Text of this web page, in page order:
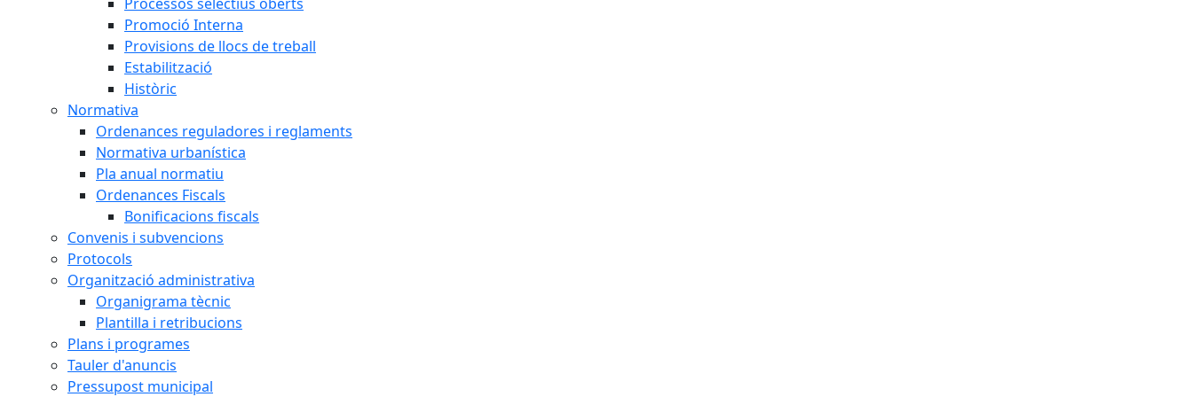
Promoció Interna
Provisions de llocs de treball
Estabilització
Històric
Normativa
Ordenances reguladores i reglaments
Normativa urbanística
Pla anual normatiu
Ordenances Fiscals
Bonificacions fiscals
Convenis i subvencions
Protocols
Organització administrativa
Organigrama tècnic
Plantilla i retribucions
Plans i programes
Tauler d'anuncis
Pressupost municipal